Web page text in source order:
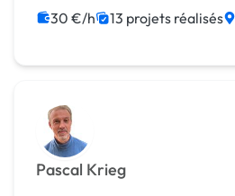
30 €/h 13 projets réalisés
Pascal Krieg